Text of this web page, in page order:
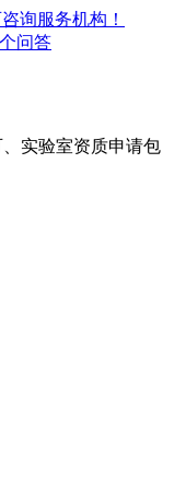
询服务机构！
问答
实验室资质申请包